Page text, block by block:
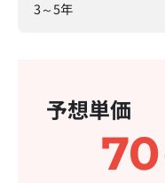
予想単価
70